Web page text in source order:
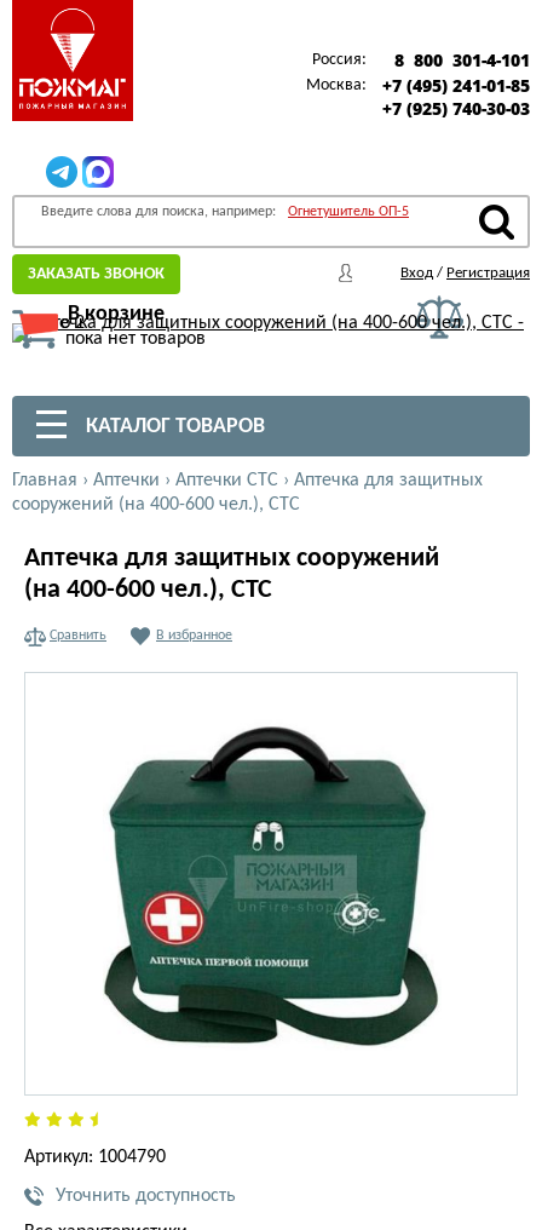
Россия: 8 800 301-4-101
Москва:
+7 (495) 241-01-85
+7 (925) 740-30-03
Введите слова для поиска, например: Огнетушитель ОП-5
ЗАКАЗАТЬ ЗВОНОК Вход / Регистрация
В корзине
пока нет товаров
КАТАЛОГ ТОВАРОВ
Главная › Аптечки › Аптечки СТС › Аптечка для защитных
сооружений (на 400-600 чел.), СТС
Аптечка для защитных сооружений
(на 400-600 чел.), СТС
Сравнить В избранное
Артикул: 1004790
Уточнить доступность